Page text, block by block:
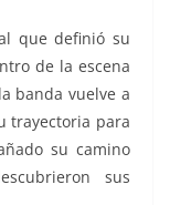
que definió su
de la escena
banda vuelve a
trayectoria para
su camino
sus